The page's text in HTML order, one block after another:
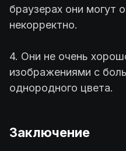
браузерах они могут
некорректно.
4. Они не очень
изображениями с
однородного цвета.
Заключение